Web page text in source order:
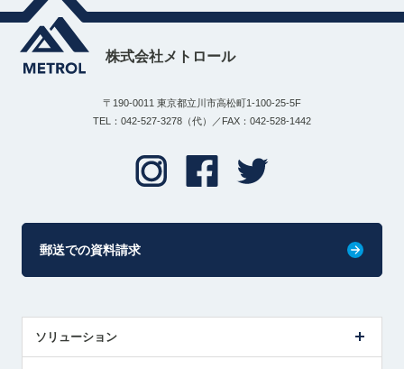
株式会社メトロール
〒190-0011 東京都立川市高松町1-100-25-5F
TEL：042-527-3278（代）／FAX：042-528-1442
郵送での資料請求
ソリューション